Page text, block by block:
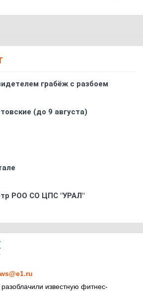
грабёж с разбоем
(до 9 августа)
РOO CO ЦПС "УРАЛ"
известную фитнес-